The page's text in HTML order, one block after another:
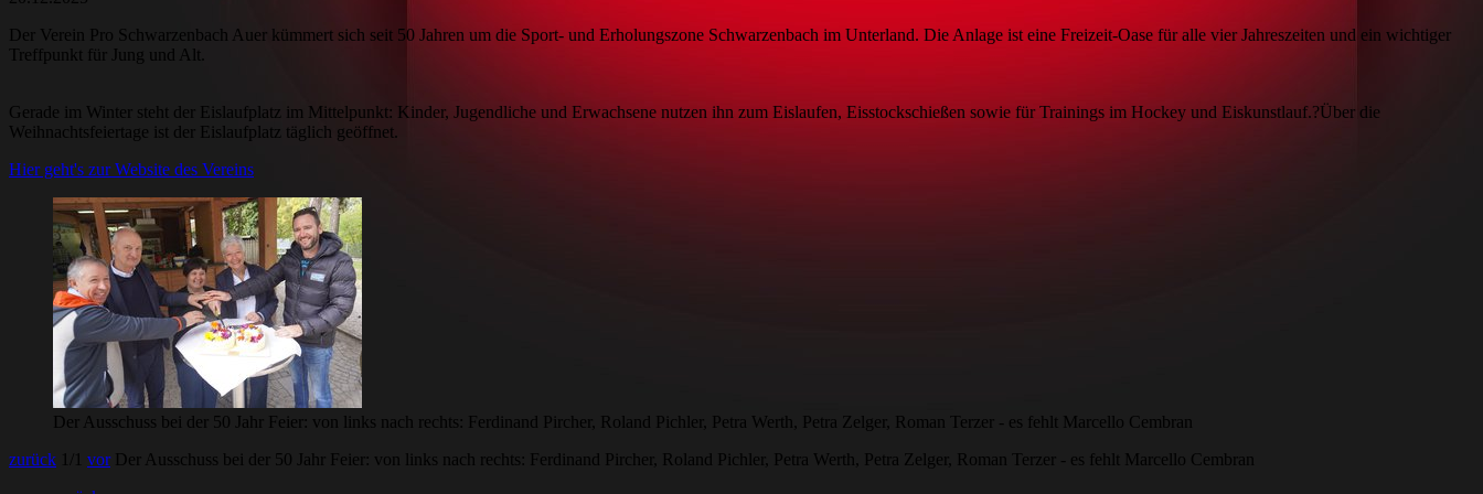
Der Verein Pro Schwarzenbach Auer kümmert sich seit 50 Jahren um die Sport- und Erholungszone Schwarzenbach im Unterland. Die Anlage ist eine Freizeit-Oase für alle vier Jahreszeiten und ein wichtiger
Treffpunkt für Jung und Alt.
Gerade im Winter steht der Eislaufplatz im Mittelpunkt: Kinder, Jugendliche und Erwachsene nutzen ihn zum Eislaufen, Eisstockschießen sowie für Trainings im Hockey und Eiskunstlauf.?Über die
Weihnachtsfeiertage ist der Eislaufplatz täglich geöffnet.
Hier geht's zur Website des Vereins
Der Ausschuss bei der 50 Jahr Feier: von links nach rechts: Ferdinand Pircher, Roland Pichler, Petra Werth, Petra Zelger, Roman Terzer - es fehlt Marcello Cembran
zurück 1 /1 vor Der Ausschuss bei der 50 Jahr Feier: von links nach rechts: Ferdinand Pircher, Roland Pichler, Petra Werth, Petra Zelger, Roman Terzer - es fehlt Marcello Cembran